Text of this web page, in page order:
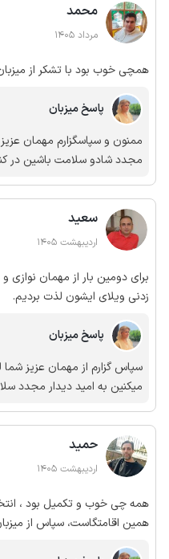
محمد
مرداد 1405
همچی خوب بود با تشکر از
پاسخ میزبان
ممنون و سپاسگزارم مهمان
مجدد شادو سلامت باشین در
سعید
اردیبهشت 1405
برای دومین بار از مهمان
زدنی ویلای ایشون لذت بردیم.
پاسخ میزبان
سپاس گزارم از مهمان عزیز شما
میکنین به امید دیدار مجدد
حمید
اردیبهشت 1405
همین اقامتگاست، سپاس از